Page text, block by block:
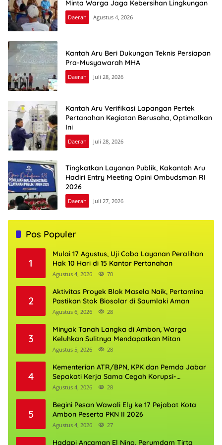
Minta Warga Jaga Kebersihan Lingkungan
Daerah Agustus 4, 2026
Kantah Aru Beri Dukungan Teknis Persiapan
Pra-Musyawarah MHA
Daerah Juli 28, 2026
Kantah Aru Verifikasi Lapangan Pertek
Pertanahan Kegiatan Berusaha, Optimalkan
Ini
Daerah Juli 28, 2026
Tingkatkan Layanan Publik, Kakantah Aru
Hadiri Entry Meeting Opini Ombudsman RI
2026
Daerah Juli 27, 2026
Pos Populer
1
Mulai 17 Agustus, Uji Coba Layanan Peralihan
Hak 10 Hari di 15 Kantor Pertanahan
Agustus 4, 2026 70
2
Aktivitas Proyek Blok Masela Naik, Pertamina
Pastikan Stok Biosolar di Saumlaki Aman
Agustus 6, 2026 28
3
Minyak Tanah Langka di Ambon, Warga
Keluhkan Sulitnya Mendapatkan Mitan
Agustus 5, 2026 28
4
Kementerian ATR/BPN, KPK dan Pemda Jabar
Sepakati Kerja Sama Cegah Korupsi-
Penguatan Ekonomi
Agustus 4, 2026 28
5
Begini Pesan Wawali Ely ke 17 Pejabat Kota
Ambon Peserta PKN II 2026
Agustus 4, 2026 27
Hadapi Ancaman El Nino, Perumdam Tirta